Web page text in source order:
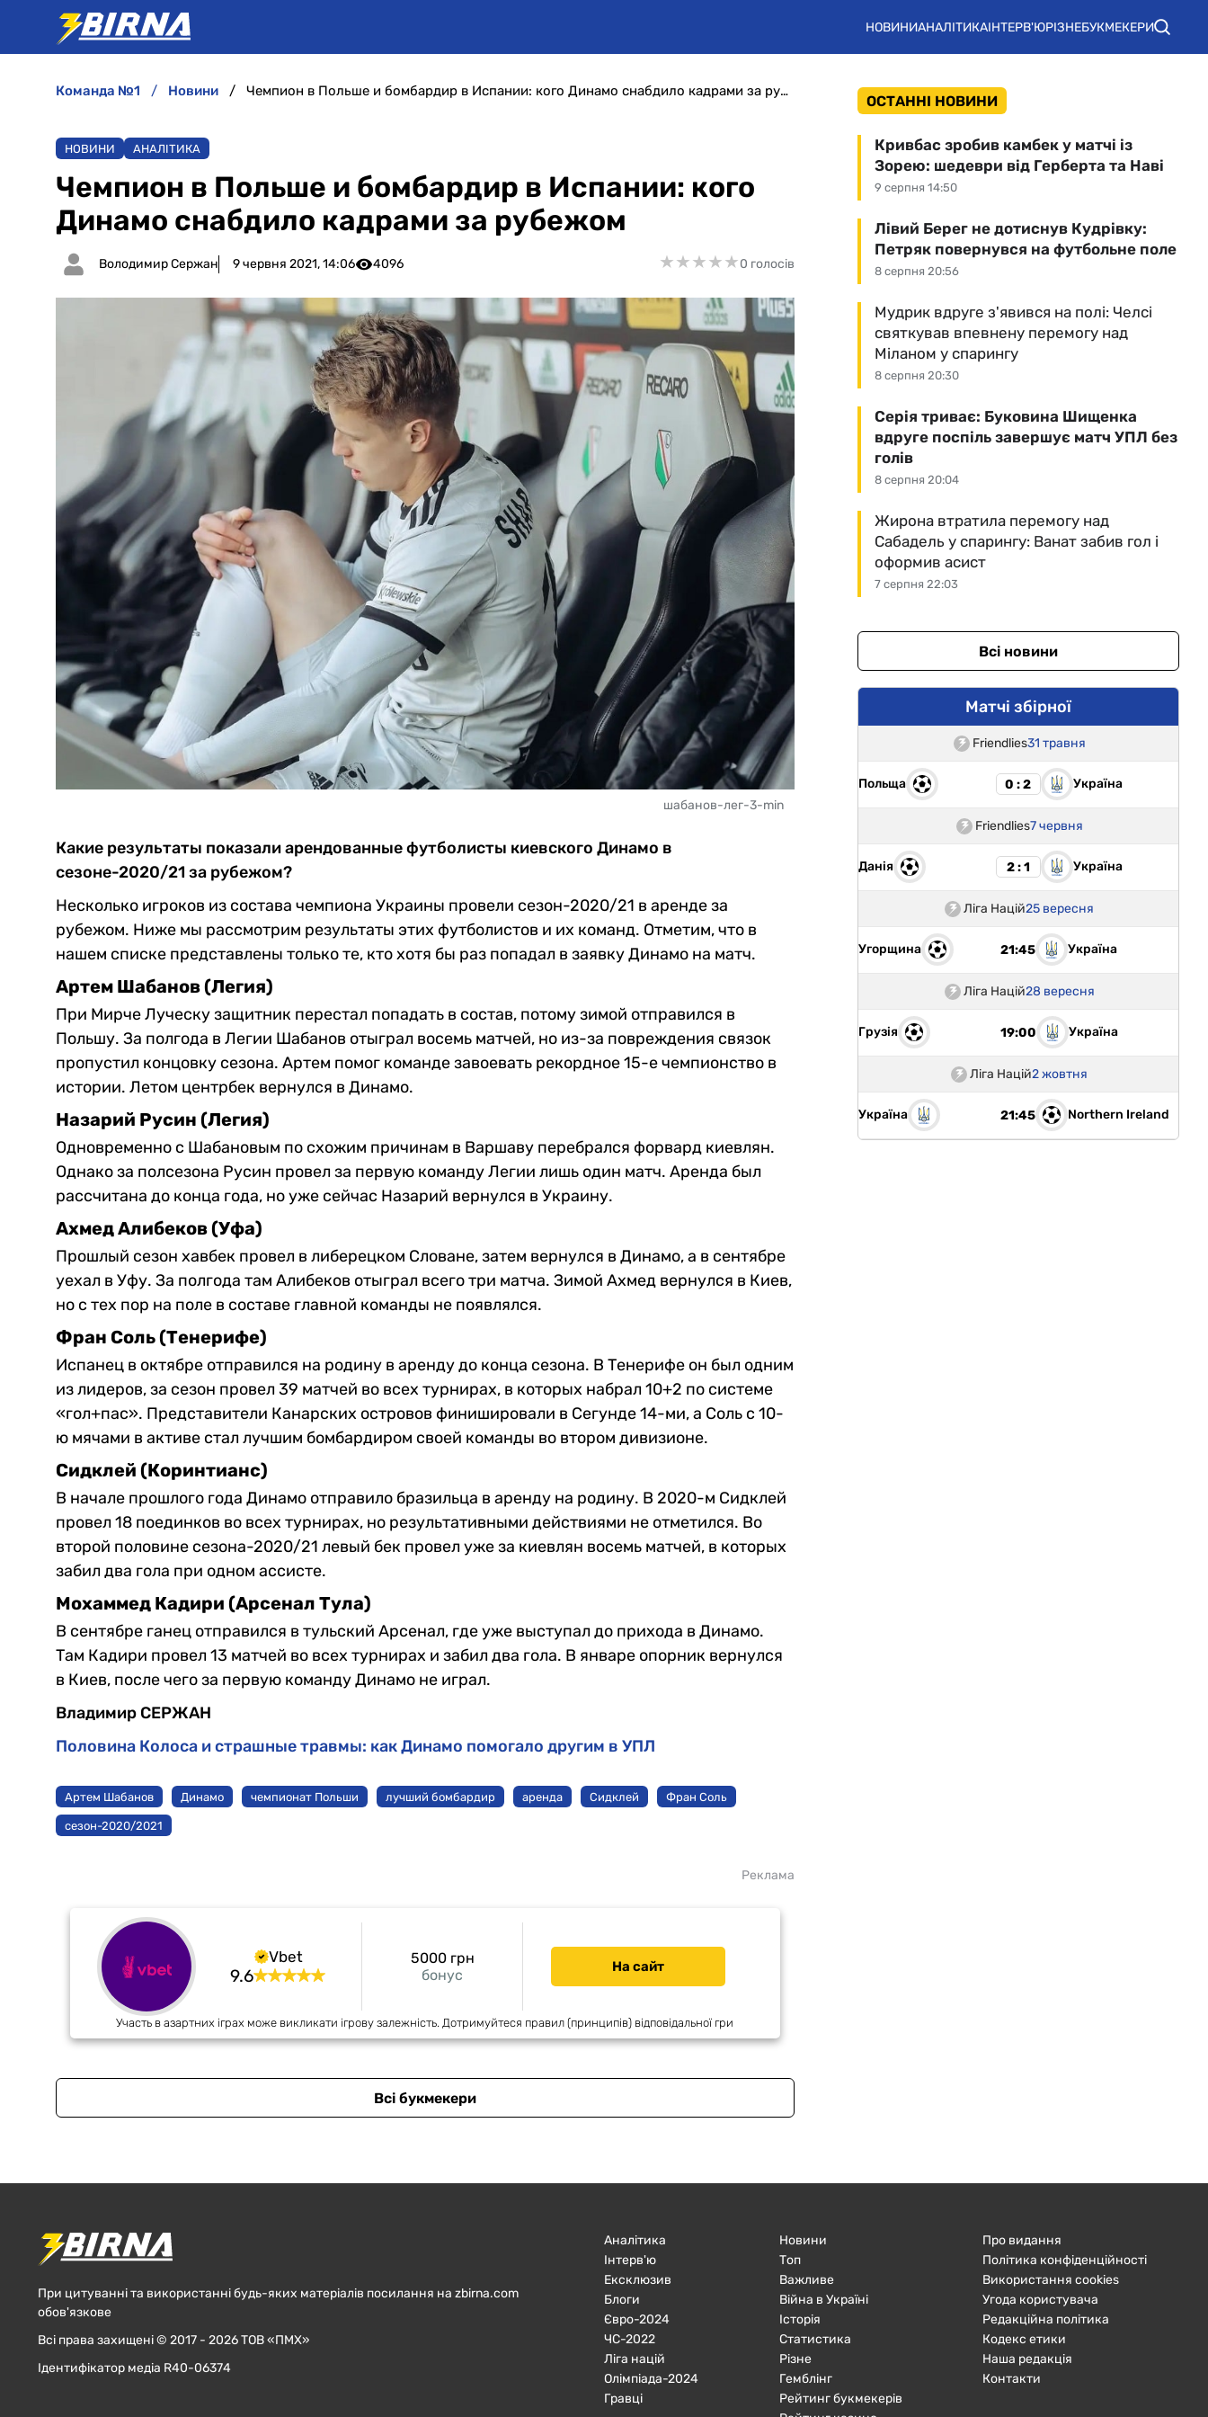
НОВИНИАНАЛІТИКАІНТЕРВ'ЮРІЗНЕБУКМЕКЕРИ
команда №1 новини Чемпион в Польше и бомбардир в Испании: кого Динамо снабдило кадрами за рубежом
НОВИНИ АНАЛІТИКА
Чемпион в Польше и бомбардир в Испании: кого
Динамо снабдило кадрами за рубежом
Володимир Сержан 9 червня 2021, 14:06 4096 ★★★★★
★★★★★0 голосів
шабанов-лег-3-min
Какие результаты показали арендованные футболисты киевского Динамо в
сезоне-2020/21 за рубежом?
Несколько игроков из состава чемпиона Украины провели сезон-2020/21 в аренде за
рубежом. Ниже мы рассмотрим результаты этих футболистов и их команд. Отметим, что в
нашем списке представлены только те, кто хотя бы раз попадал в заявку Динамо на матч.
Артем Шабанов (Легия)
При Мирче Луческу защитник перестал попадать в состав, потому зимой отправился в
Польшу. За полгода в Легии Шабанов отыграл восемь матчей, но из-за повреждения связок
пропустил концовку сезона. Артем помог команде завоевать рекордное 15-е чемпионство в
истории. Летом центрбек вернулся в Динамо.
Назарий Русин (Легия)
Одновременно с Шабановым по схожим причинам в Варшаву перебрался форвард киевлян.
Однако за полсезона Русин провел за первую команду Легии лишь один матч. Аренда был
рассчитана до конца года, но уже сейчас Назарий вернулся в Украину.
Ахмед Алибеков (Уфа)
Прошлый сезон хавбек провел в либерецком Словане, затем вернулся в Динамо, а в сентябре
уехал в Уфу. За полгода там Алибеков отыграл всего три матча. Зимой Ахмед вернулся в Киев,
но с тех пор на поле в составе главной команды не появлялся.
Фран Соль (Тенерифе)
Испанец в октябре отправился на родину в аренду до конца сезона. В Тенерифе он был одним
из лидеров, за сезон провел 39 матчей во всех турнирах, в которых набрал 10+2 по системе
«гол+пас». Представители Канарских островов финишировали в Сегунде 14-ми, а Соль с 10-
ю мячами в активе стал лучшим бомбардиром своей команды во втором дивизионе.
Сидклей (Коринтианс)
В начале прошлого года Динамо отправило бразильца в аренду на родину. В 2020-м Сидклей
провел 18 поединков во всех турнирах, но результативными действиями не отметился. Во
второй половине сезона-2020/21 левый бек провел уже за киевлян восемь матчей, в которых
забил два гола при одном ассисте.
Мохаммед Кадири (Арсенал Тула)
В сентябре ганец отправился в тульский Арсенал, где уже выступал до прихода в Динамо.
Там Кадири провел 13 матчей во всех турнирах и забил два гола. В январе опорник вернулся
в Киев, после чего за первую команду Динамо не играл.
Владимир СЕРЖАН
Половина Колоса и страшные травмы: как Динамо помогало другим в УПЛ
Артем Шабанов Динамо чемпионат Польши лучший бомбардир аренда Сидклей Фран Соль
сезон-2020/2021
Реклама
Vbet
9.6 бонус
5000 грн На сайт
Участь в азартних іграх може викликати ігрову залежність. Дотримуйтеся правил (принципів) відповідальної гри
Всі букмекери
ОСТАННІ НОВИНИ
9 серпня 14:50
Кривбас зробив камбек у матчі із
Зорею: шедеври від Герберта та Наві
8 серпня 20:56
Лівий Берег не дотиснув Кудрівку:
Петряк повернувся на футбольне поле
8 серпня 20:30
Мудрик вдруге з'явився на полі: Челсі
святкував впевнену перемогу над
Міланом у спарингу
8 серпня 20:04
Серія триває: Буковина Шищенка
вдруге поспіль завершує матч УПЛ без
голів
7 серпня 22:03
Жирона втратила перемогу над
Сабадель у спарингу: Ванат забив гол і
оформив асист
Всі новини
Матчі збірної
Friendlies31 травня
Польща 0 : 2 Україна
Friendlies7 червня
Данія 2 : 1 Україна
Ліга Націй25 вересня
Угорщина 21:45 Україна
Ліга Націй28 вересня
Грузія 19:00 Україна
Ліга Націй2 жовтня
Україна 21:45 Northern Ireland
При цитуванні та використанні будь-яких матеріалів посилання на zbirna.com
обов'язкове
Всі права захищені © 2017 - 2026 ТОВ «ПМХ»
Ідентифікатор медіа R40-06374
Аналітика
Інтерв'ю
Ексклюзив
Блоги
Євро-2024
ЧC-2022
Ліга націй
Олімпіада-2024
Гравці
Новини
Топ
Важливе
Війна в Україні
Історія
Статистика
Різне
Гемблінг
Рейтинг букмекерів
Про видання
Політика конфіденційності
Використання cookies
Угода користувача
Редакційна політика
Кодекс етики
Наша редакція
Контакти